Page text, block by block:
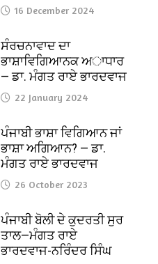
16 December 2024
ਸੰਰਚਨਾਵਾਦ ਦਾ
ਭਾਸ਼ਾਵਿਗਿਆਨਕ ਅਾਧਾਰ
— ਡਾ. ਮੰਗਤ ਰਾਏ ਭਾਰਦਵਾਜ
22 January 2024
ਪੰਜਾਬੀ ਭਾਸ਼ਾ ਵਿਗਿਆਨ ਜਾਂ
ਭਾਸ਼ਾ ਅਗਿਆਨ? — ਡਾ.
ਮੰਗਤ ਰਾਏ ਭਾਰਦਵਾਜ
26 October 2023
ਪੰਜਾਬੀ ਬੋਲੀ ਦੇ ਕੁਦਰਤੀ ਸੁਰ
ਤਾਲ—ਮੰਗਤ ਰਾਏ
ਭਾਰਦਵਾਜ-ਨਰਿੰਦਰ ਸਿੰਘ